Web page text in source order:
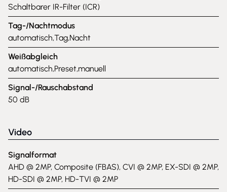
Schaltbarer IR-Filter (ICR)
Tag-/Nachtmodus
automatisch,Tag,Nacht
Weißabgleich
automatisch,Preset,manuell
Signal-/Rauschabstand
50 dB
Video
Signalformat
AHD @ 2MP, Composite (FBAS), CVI @ 2MP, EX-SDI @ 2MP,
HD-SDI @ 2MP, HD-TVI @ 2MP